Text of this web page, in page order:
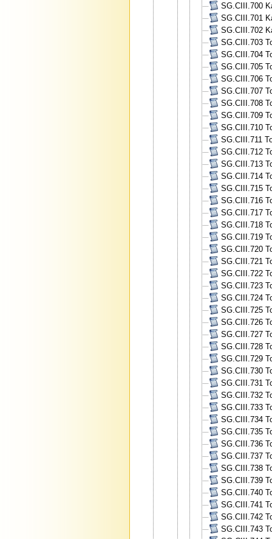
SG.CIII.700
SG.CIII.701
SG.CIII.702
SG.CIII.703
SG.CIII.704
SG.CIII.705
SG.CIII.706
SG.CIII.707
SG.CIII.708
SG.CIII.709
SG.CIII.710
SG.CIII.711
SG.CIII.712
SG.CIII.713
SG.CIII.714
SG.CIII.715
SG.CIII.716
SG.CIII.717
SG.CIII.718
SG.CIII.719
SG.CIII.720
SG.CIII.721
SG.CIII.722
SG.CIII.723
SG.CIII.724
SG.CIII.725
SG.CIII.726
SG.CIII.727
SG.CIII.728
SG.CIII.729
SG.CIII.730
SG.CIII.731
SG.CIII.732
SG.CIII.733
SG.CIII.734
SG.CIII.735
SG.CIII.736
SG.CIII.737
SG.CIII.738
SG.CIII.739
SG.CIII.740
SG.CIII.741
SG.CIII.742
SG.CIII.743